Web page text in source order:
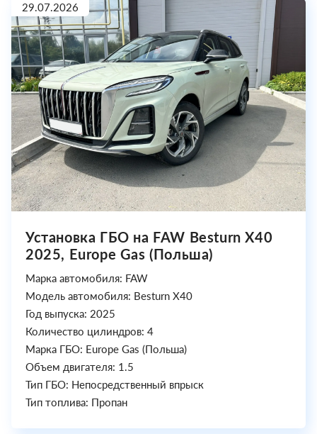
29.07.2026
Установка ГБО на FAW Besturn X40
2025, Europe Gas (Польша)
Марка автомобиля: FAW
Модель автомобиля: Besturn X40
Год выпуска: 2025
Количество цилиндров: 4
Марка ГБО: Europe Gas (Польша)
Объем двигателя: 1.5
Тип ГБО: Непосредственный впрыск
Тип топлива: Пропан